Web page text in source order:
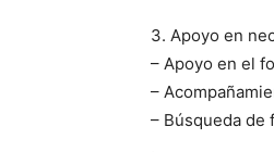
3. Apoyo en
– Apoyo en el
–
– Búsqueda de